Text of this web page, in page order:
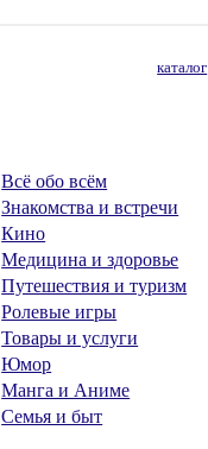
каталог
Всё обо всём
Знакомства и встречи
Кино
Медицина и здоровье
Путешествия и туризм
Ролевые игры
Товары и услуги
Юмор
Манга и Аниме
Семья и быт